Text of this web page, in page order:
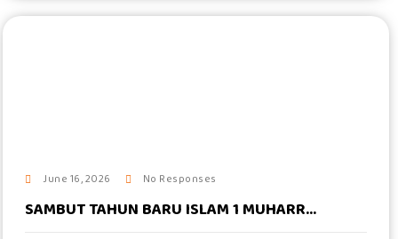
June 16, 2026 No Responses
SAMBUT TAHUN BARU ISLAM 1 MUHARR...